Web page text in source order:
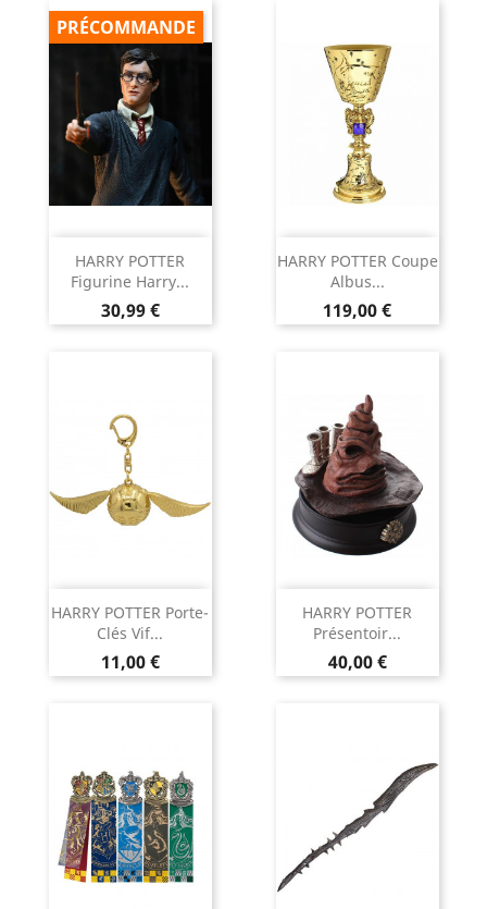
HARRY POTTER
Figurine Harry...
Prix
30,99 €
PRÉCOMMANDE
HARRY POTTER Coupe
Albus...
Prix
119,00 €
HARRY POTTER Porte-
Clés Vif...
Prix
11,00 €
HARRY POTTER
Présentoir...
Prix
40,00 €